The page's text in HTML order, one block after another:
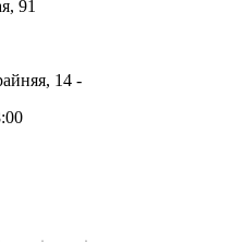
91
14 -